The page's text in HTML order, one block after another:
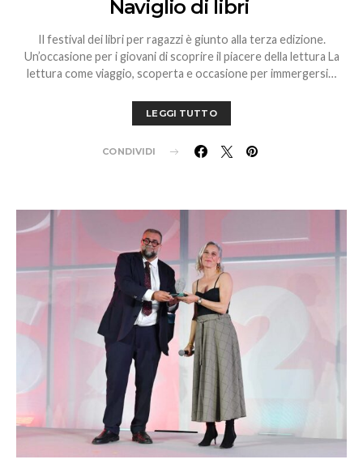
Naviglio di libri
Il festival dei libri per ragazzi è giunto alla terza edizione.
Un’occasione per i giovani di scoprire il piacere della lettura La
lettura come viaggio, scoperta e occasione per immergersi…
LEGGI TUTTO
CONDIVIDI